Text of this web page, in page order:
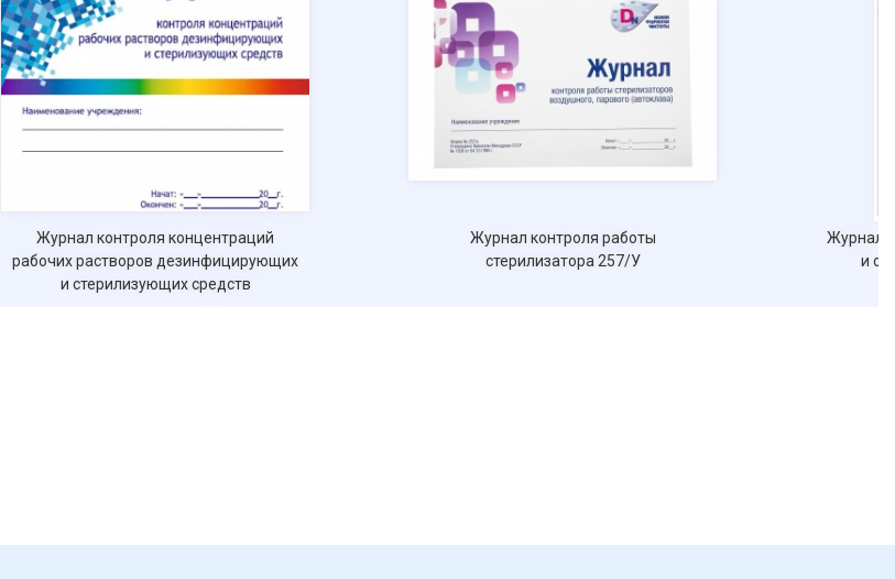
Журнал контроля концентраций
рабочих растворов дезинфицирующих
и стерилизующих средств
Журнал контроля работы
стерилизатора 257/У
Журнал
и
Нажимая на кнопку "Отправить" вы
соглашаетесь на обработку
персональных данных